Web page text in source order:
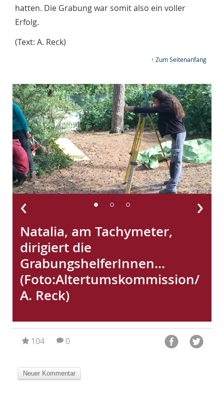
hatten. Die Grabung war somit also ein voller
Erfolg.
(Text: A. Reck)
↑ Zum Seitenanfang
Natalia, am Tachymeter,
dirigiert die
GrabungshelferInnen...
(Foto:Altertumskommission/
A. Reck)
‹ ›
104 0